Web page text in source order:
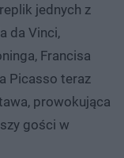
jednych z
da Vinci,
Francisa
Picasso teraz
prowokująca
gości w